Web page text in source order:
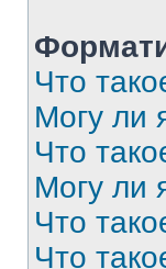
Что
Могу ли
Что
Могу ли
Что
Что